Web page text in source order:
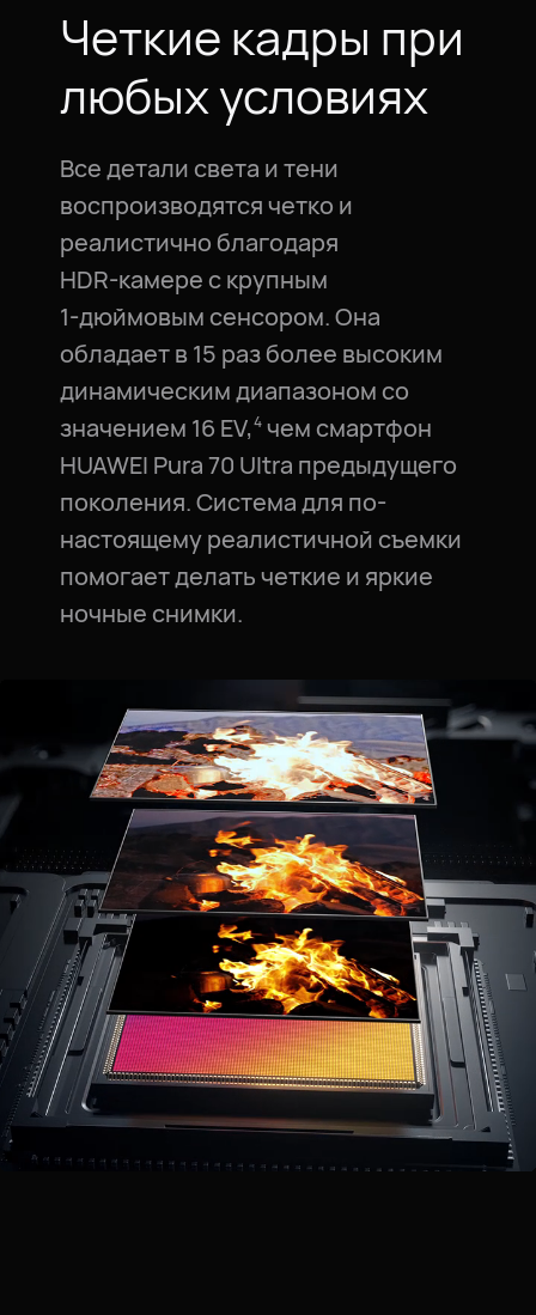
Четкие кадры при
любых условиях
Все детали света и тени
воспроизводятся четко и
реалистично благодаря
HDR⁠-⁠камере с крупным
1⁠-⁠дюймовым сенсором. Она
обладает в 15 раз более высоким
динамическим диапазоном со
значением 16 EV,4чем смартфон
HUAWEI Pura 70 Ultra предыдущего
поколения. Система для по-
настоящему реалистичной съемки
помогает делать четкие и яркие
ночные снимки.